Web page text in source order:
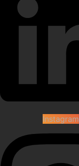
Instagram